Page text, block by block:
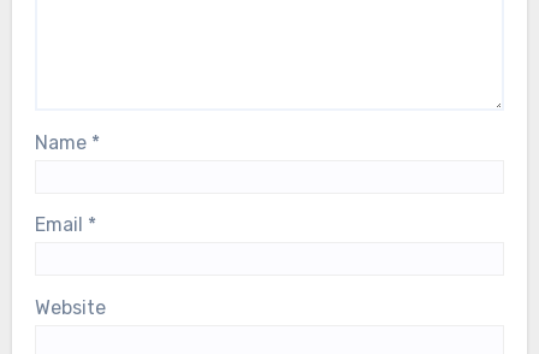
Name *
Email *
Website